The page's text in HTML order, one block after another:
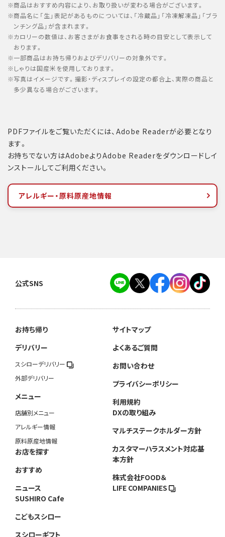
商品はおすすめ内容により、お取り扱いが変わる場合がございます。
商品名に「生」表記があるものについては、「冷蔵品」「冷凍解凍品」「ブラ
ンチング品」が含まれます。
カロリーの数値は、お客さまがお食事をされる時の目安として表示して
おります。
一部商品はお持ち帰りおよびデリバリーの対象外です。
しゃりは国産米を使用しております。
写真はイメージです。撮影・ディスプレイの設定の都合上、実際の商品と
多少異なる場合がございます。
PDFファイルをご覧いただくには、Adobe Readerが必要となり
ます。
お持ちでない方はAdobeよりAdobe Readerをダウンロードしイ
ンストールしてご利用ください。
アレルギー・原料原産地情報
公式SNS
お持ち帰り
デリバリー
スシローデリバリー
外部デリバリー
メニュー
店舗別メニュー
アレルギー情報
原料原産地情報
お店を探す
おすすめ
ニュース
SUSHIRO Cafe
こどもスシロー
スシローギフト
サイトマップ
よくあるご質問
お問い合わせ
プライバシーポリシー
利用規約
DXの取り組み
マルチステークホルダー方針
カスタマーハラスメント対応基
本方針
株式会社FOOD＆
LIFE COMPANIES